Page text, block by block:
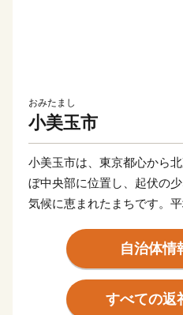
おみたまし
小美玉市
小美玉市は、東京都心から
ぼ中央部に位置し、起伏の
気候に恵まれたまちです。
市の名前の由来は合併前の
にあり，頭文字を1文字ずつ
なりました。
市の南部には日本第2位の面
自治体情
すべての返